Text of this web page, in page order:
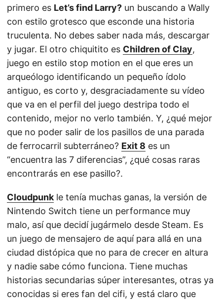
primero es Let’s find Larry? un buscando a Wally
con estilo grotesco que esconde una historia
truculenta. No debes saber nada más, descargar
y jugar. El otro chiquitito es Children of Clay,
juego en estilo stop motion en el que eres un
arqueólogo identificando un pequeño ídolo
antiguo, es corto y, desgraciadamente su vídeo
que va en el perfil del juego destripa todo el
contenido, mejor no verlo también. Y, ¿qué mejor
que no poder salir de los pasillos de una parada
de ferrocarril subterráneo? Exit 8 es un
“encuentra las 7 diferencias”, ¿qué cosas raras
encontrarás en ese pasillo?.
Cloudpunkle tenía muchas ganas, la versión de
Nintendo Switch tiene un performance muy
malo, así que decidí jugármelo desde Steam. Es
un juego de mensajero de aquí para allá en una
ciudad distópica que no para de crecer en altura
y nadie sabe cómo funciona. Tiene muchas
historias secundarias súper interesantes, otras ya
conocidas si eres fan del cifi, y está claro que